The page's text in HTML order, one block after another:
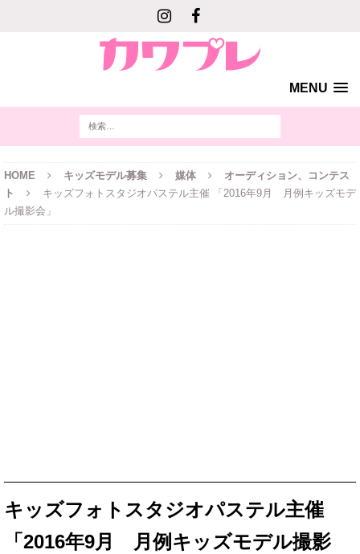
MENU
HOME キッズモデル募集 媒体
オーディション、コンテス
ト
キッズフォトスタジオパステル主催 「2016年9月 月例キッズモデ
ル撮影会」
キッズフォトスタジオパステル主催
「2016年9月 月例キッズモデル撮影